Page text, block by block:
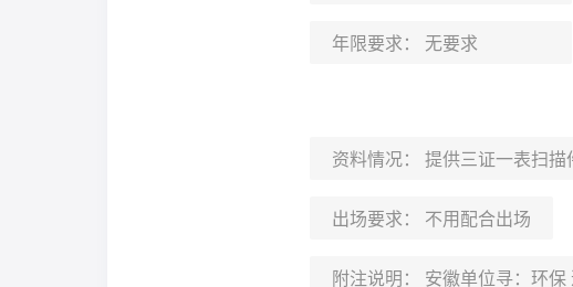
年限要求： 无要求
资料情况： 提供三证一表扫描
出场要求： 不用配合出场
附注说明： 安徽单位寻：环保